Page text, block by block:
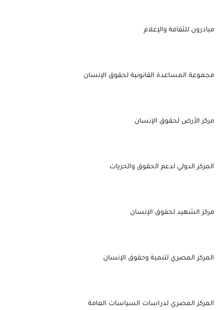
مبادرون للثقافة والإعلام
مجموعة المساعدة القانونية لحقوق الإنسان
مركز الأرض لحقوق الإنسان
المركز الدولي لدعم الحقوق والحريات
مركز الشهيد لحقوق الإنسان
المركز المصري لتنمية وحقوق الإنسان
المركز المصري لدراسات السياسات العامة